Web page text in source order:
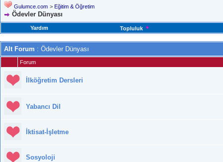
Gulumce.com > Eğitim & Öğretim
Ödevler Dünyası
Yardım Topluluk
Alt Forum : Ödevler Dünyası
Forum
İlköğretim Dersleri
Yabancı Dil
İktisat-İşletme
Sosyoloji